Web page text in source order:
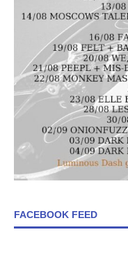
FACEBOOK FEED